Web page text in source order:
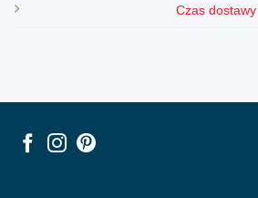
Czas dostawy